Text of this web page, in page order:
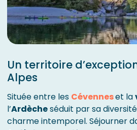
Un territoire
Alpes
Située entre les Cévenneset la
l’Ardècheséduit par sa
charme intemporel. Séjourner